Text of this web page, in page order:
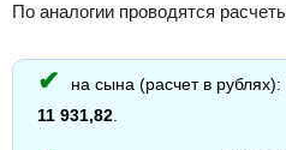
По аналогии проводятся
на сына (расчет в рублях):
11 931,82.